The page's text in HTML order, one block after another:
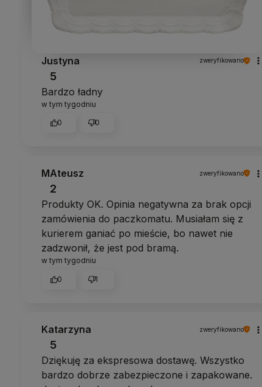
Justyna zweryfikowano
5
Bardzo ładny
w tym tygodniu
0 0
MAteusz zweryfikowano
2
Produkty OK. Opinia negatywna za brak opcji
zamówienia do paczkomatu. Musiałam się z
kurierem ganiać po mieście, bo nawet nie
zadzwonił, że jest pod bramą.
w tym tygodniu
0 1
Katarzyna zweryfikowano
5
Dziękuję za ekspresowa dostawę. Wszystko
bardzo dobrze zabezpieczone i zapakowane.